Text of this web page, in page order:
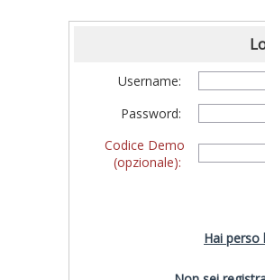
Username:
Password:
Codice Demo
(opzionale):
Hai perso